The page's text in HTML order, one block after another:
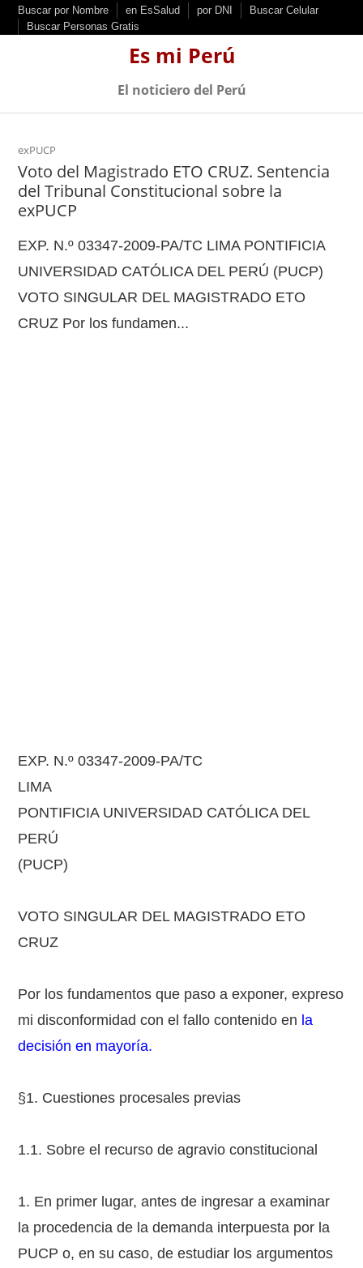
k
Buscar por Nombre en EsSalud por DNI
Buscar Celular
Buscar Personas Gratis
Es mi Perú
El noticiero del Perú
exPUCP
Voto del Magistrado ETO CRUZ. Sentencia
del Tribunal Constitucional sobre la
exPUCP
EXP. N.º 03347-2009-PA/TC LIMA PONTIFICIA
UNIVERSIDAD CATÓLICA DEL PERÚ (PUCP)
VOTO SINGULAR DEL MAGISTRADO ETO
CRUZ Por los fundamen...
EXP. N.º 03347-2009-PA/TC
LIMA
PONTIFICIA UNIVERSIDAD CATÓLICA DEL
PERÚ
(PUCP)
VOTO SINGULAR DEL MAGISTRADO ETO
CRUZ
Por los fundamentos que paso a exponer, expreso
mi disconformidad con el fallo contenido en la
decisión en mayoría.
§1. Cuestiones procesales previas
1.1. Sobre el recurso de agravio constitucional
1. En primer lugar, antes de ingresar a examinar
la procedencia de la demanda interpuesta por la
PUCP o, en su caso, de estudiar los argumentos